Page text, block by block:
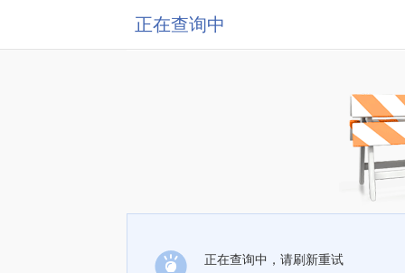
正在查询中
正在查询中，请刷新重试